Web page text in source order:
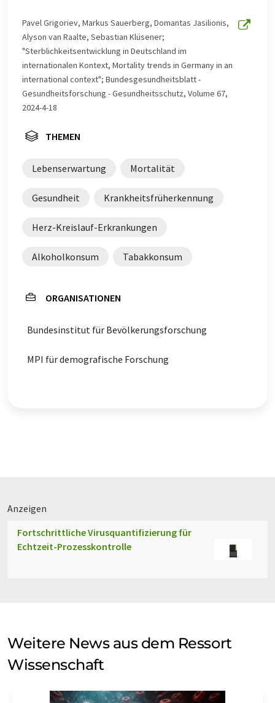
Pavel Grigoriev, Markus Sauerberg, Domantas Jasilionis,
Alyson van Raalte, Sebastian Klüsener;
"Sterblichkeitsentwicklung in Deutschland im
internationalen Kontext, Mortality trends in Germany in an
international context"; Bundesgesundheitsblatt -
Gesundheitsforschung - Gesundheitsschutz, Volume 67,
2024-4-18
THEMEN
Lebenserwartung Mortalität
Gesundheit Krankheitsfrüherkennung
Herz-Kreislauf-Erkrankungen
Alkoholkonsum Tabakkonsum
ORGANISATIONEN
Bundesinstitut für Bevölkerungsforschung
MPI für demografische Forschung
Anzeigen
Fortschrittliche Virusquantifizierung für
Echtzeit-Prozesskontrolle
Weitere News aus dem Ressort
Wissenschaft